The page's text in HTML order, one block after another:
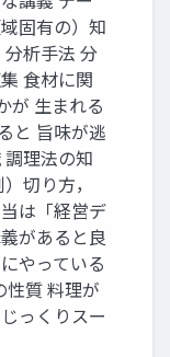
固有の）知
析手法 分
食材に関
が 生まれる
と 旨味が逃
理法の知
切り方，
は「経営デ
があると良
やっている
性質 料理が
っくりスー